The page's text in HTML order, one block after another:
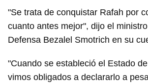
"Se trata de conquistar Rafah por
cuanto antes mejor", dijo el
Defensa Bezalel Smotrich en su
"Cuando se estableció el Estado
vimos obligados a declararlo a